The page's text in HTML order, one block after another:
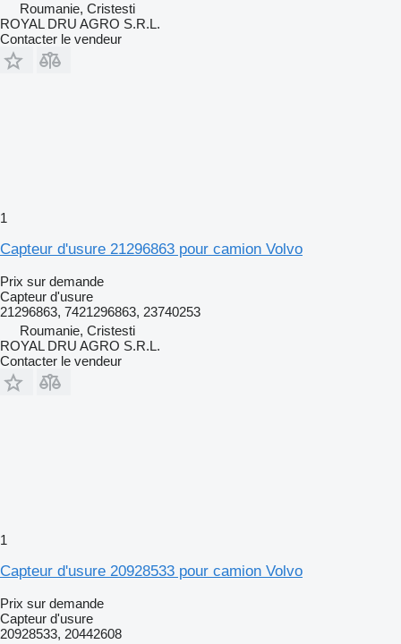
Roumanie, Cristesti
ROYAL DRU AGRO S.R.L.
Contacter le vendeur
1
Capteur d'usure 21296863 pour camion Volvo
Prix sur demande
Capteur d'usure
21296863, 7421296863, 23740253
Roumanie, Cristesti
ROYAL DRU AGRO S.R.L.
Contacter le vendeur
1
Capteur d'usure 20928533 pour camion Volvo
Prix sur demande
Capteur d'usure
20928533, 20442608